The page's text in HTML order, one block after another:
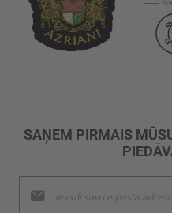
SAŅEM PIRMAIS
jaunumu